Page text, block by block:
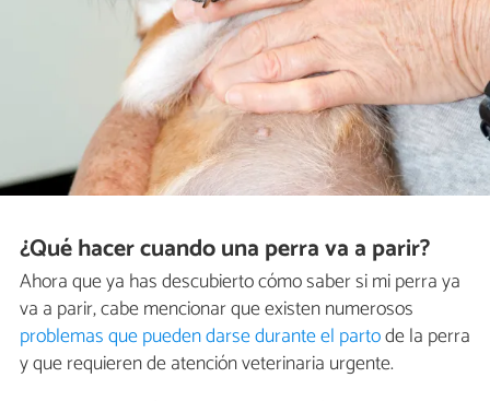
¿Qué hacer cuando una perra va a parir?
Ahora que ya has descubierto cómo saber si mi perra ya
va a parir, cabe mencionar que existen numerosos
problemas que pueden darse durante el partode la perra
y que requieren de atención veterinaria urgente.